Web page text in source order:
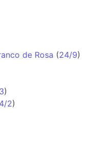
de Rosa (24/9)
)
2)